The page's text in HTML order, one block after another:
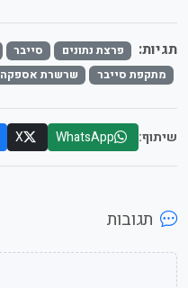
תגיות: פרצת נתונים סייבר
מתקפת סייבר
שרשרת אספקה
שיתוף: WhatsApp
X
תגובות